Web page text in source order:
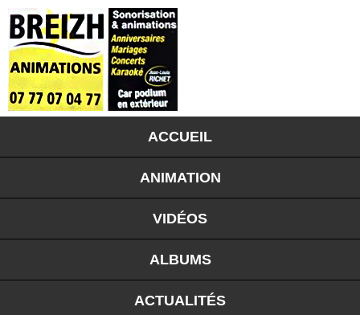
ACCUEIL
ANIMATION
VIDÉOS
ALBUMS
ACTUALITÉS